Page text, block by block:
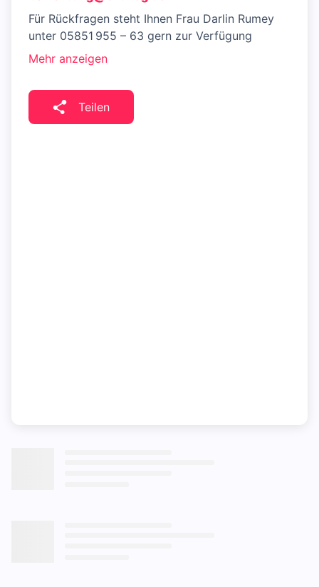
Für Rückfragen steht Ihnen Frau Darlin Rumey
unter 05851 955 – 63 gern zur Verfügung
Mehr anzeigen
Teilen